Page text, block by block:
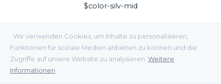
Wir verwenden Cookies, um Inhalte zu personalisieren,
Funktionen für soziale Medien anbieten zu können und die
Zugriffe auf unsere Website zu analysieren. Weitere
Informationen
$color-silv-mid